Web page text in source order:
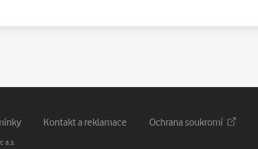
Kontakt a reklamace Ochrana soukromí
a.s.